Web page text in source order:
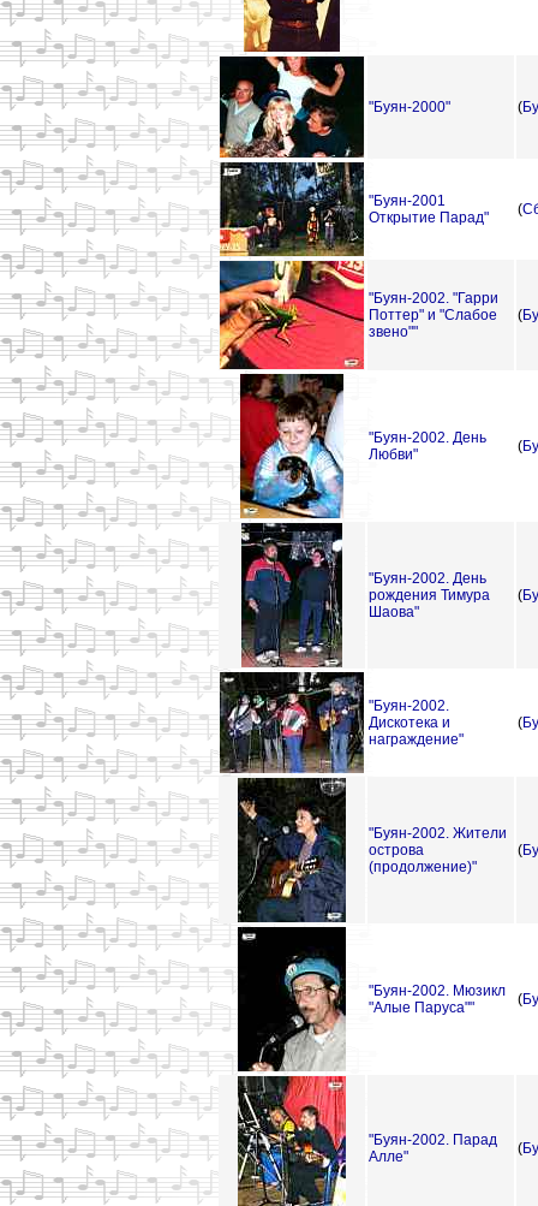
"Буян-2000" (
"Буян-2001
Открытие Парад"
(
"Буян-2002. "Гарри
Поттер" и "Слабое
звено""
(
"Буян-2002. День
Любви"
(
"Буян-2002. День
рождения Тимура
Шаова"
(
"Буян-2002.
Дискотека и
награждение"
(
"Буян-2002. Жители
острова
(продолжение)"
(
"Буян-2002. Мюзикл
"Алые Паруса""
(
"Буян-2002. Парад
Алле"
(